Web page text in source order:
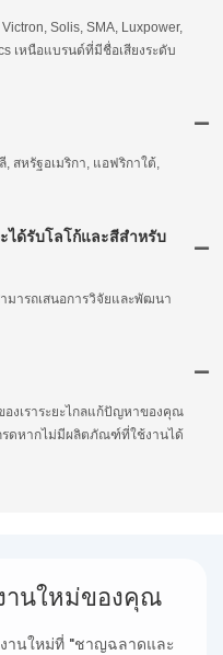
Solis, SMA, Luxpower,
เหนือแบรนด์ที่มีชื่อเสียงระดับ
สหรัฐอเมริกา, แอฟริกาใต้,
ได้รับโลโก้และสีสำหรับ
มารถเสนอการวิจัยและพัฒนา
องเราระยะไกลแก้ปัญหาของคุณ
รดหากไม่มีผลิตภัณฑ์ที่ใช้งานได้
านใหม่ของคุณ
านใหม่ที่ "ชาญฉลาดและ